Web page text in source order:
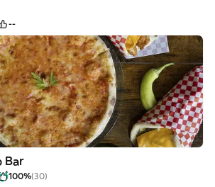
--
Bar
100%(30)